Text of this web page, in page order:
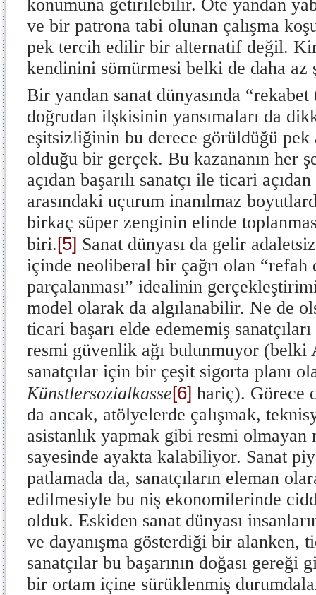
konumuna getirilebilir. Öte yandan
ve bir patrona tabi olunan çalışma
pek tercih edilir bir alternatif değil.
kendinini sömürmesi belki de daha az
Bir yandan sanat dünyasında
doğrudan ilşkisinin yansımaları da
eşitsizliğinin bu derece görüldüğü pek
olduğu bir gerçek. Bu kazananın her
açıdan başarılı sanatçı ile ticari açıdan
arasındaki uçurum inanılmaz
birkaç süper zenginin elinde
biri.[5] Sanat dünyası da gelir
içinde neoliberal bir çağrı olan “refah
parçalanması” idealinin
model olarak da algılanabilir. Ne de
ticari başarı elde edememiş
resmi güvenlik ağı bulunmuyor (belki
sanatçılar için bir çeşit sigorta planı
Künstlersozialkasse[6] hariç). Görece
da ancak, atölyelerde çalışmak,
asistanlık yapmak gibi resmi olmayan
sayesinde ayakta kalabiliyor. Sanat
patlamada da, sanatçıların eleman
edilmesiyle bu niş ekonomilerinde
olduk. Eskiden sanat dünyası
ve dayanışma gösterdiği bir alanken,
sanatçılar bu başarının doğası gereği
bir ortam içine sürüklenmiş